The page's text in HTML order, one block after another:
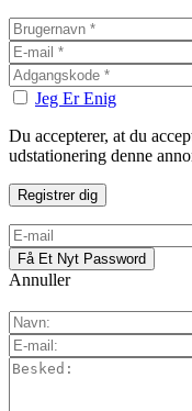
Jeg Er Enig
Du accepterer, at du
udstationering denne
Annuller